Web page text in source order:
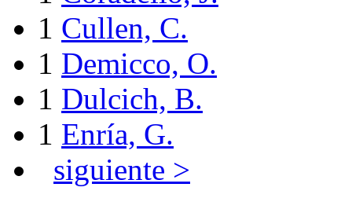
1 Cullen, C.
1 Demicco, O.
1 Dulcich, B.
1 Enría, G.
siguiente >